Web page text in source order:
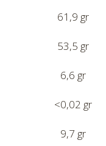
61,9 gr
53,5 gr
6,6 gr
<0,02 gr
9,7 gr